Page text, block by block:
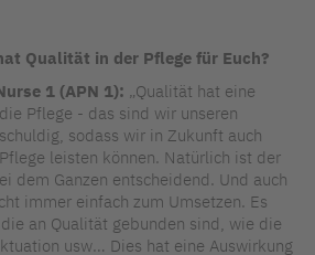
Qualität in der Pflege für Euch?
1 (APN 1): „Qualität hat eine
Pflege - das sind wir unseren
sodass wir in Zukunft auch
leisten können. Natürlich ist der
dem Ganzen entscheidend. Und auch
immer einfach zum Umsetzen. Es
an Qualität gebunden sind, wie die
usw… Dies hat eine Auswirkung